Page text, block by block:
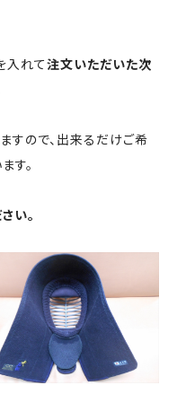
入れて注文いただいた次
すので、出来るだけご希
す。
い。